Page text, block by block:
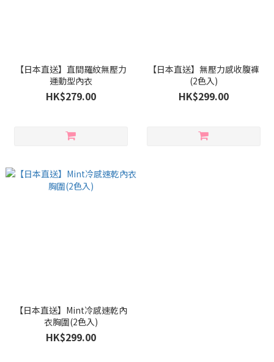
【日本直送】直間羅紋無壓力
運動型內衣
HK$279.00
【日本直送】無壓力感收腹褲
(2色入)
HK$299.00
【日本直送】Mint冷感速乾內
衣胸圍(2色入)
HK$299.00